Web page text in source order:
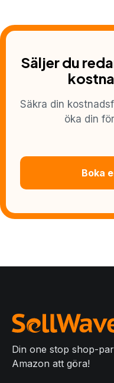
Säljer du
Säkra din
öka din
Boka
Din one stop shop-
Amazon att göra!